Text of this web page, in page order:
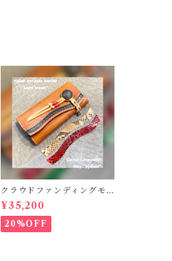
クラウドファンディングモ
デル！Cactus・カクタス
ロングウォレット（CWBL-
03）インレイ・パイソン ×
イタリアンショルダーレザ
¥35,200
20%OFF